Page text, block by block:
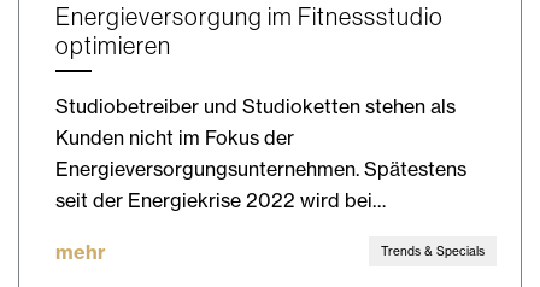
Energieversorgung im Fitnessstudio
optimieren
Studiobetreiber und Studioketten stehen als
Kunden nicht im Fokus der
Energieversorgungsunternehmen. Spätestens
seit der Energiekrise 2022 wird bei…
mehr Trends & Specials